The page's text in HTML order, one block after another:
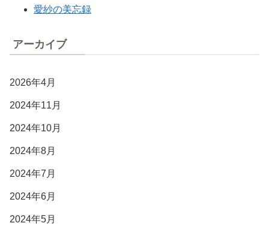
愛紗の美忘録
アーカイブ
2026年4月
2024年11月
2024年10月
2024年8月
2024年7月
2024年6月
2024年5月